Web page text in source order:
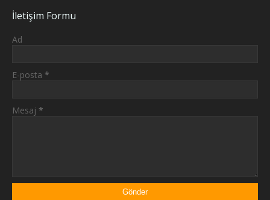
İletişim Formu
Ad
E-posta *
Mesaj *